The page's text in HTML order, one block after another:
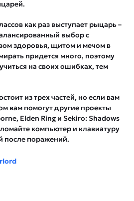
как раз выступает рыцарь –
выбор с
здоровья, щитом и мечом в
придется много, поэтому
на своих ошибках, тем
из трех частей, но если вам
вам помогут другие проекты
Elden Ring и Sekiro: Shadows
компьютер и клавиатуру
после поражений.